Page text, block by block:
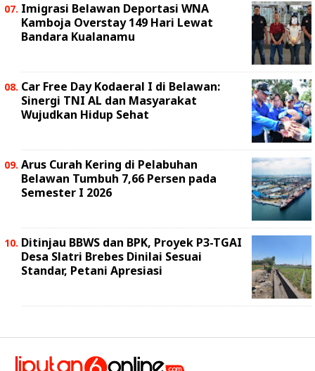
Imigrasi Belawan Deportasi WNA
Kamboja Overstay 149 Hari Lewat
Bandara Kualanamu
Car Free Day Kodaeral I di Belawan:
Sinergi TNI AL dan Masyarakat
Wujudkan Hidup Sehat
Arus Curah Kering di Pelabuhan
Belawan Tumbuh 7,66 Persen pada
Semester I 2026
Ditinjau BBWS dan BPK, Proyek P3-TGAI
Desa Slatri Brebes Dinilai Sesuai
Standar, Petani Apresiasi